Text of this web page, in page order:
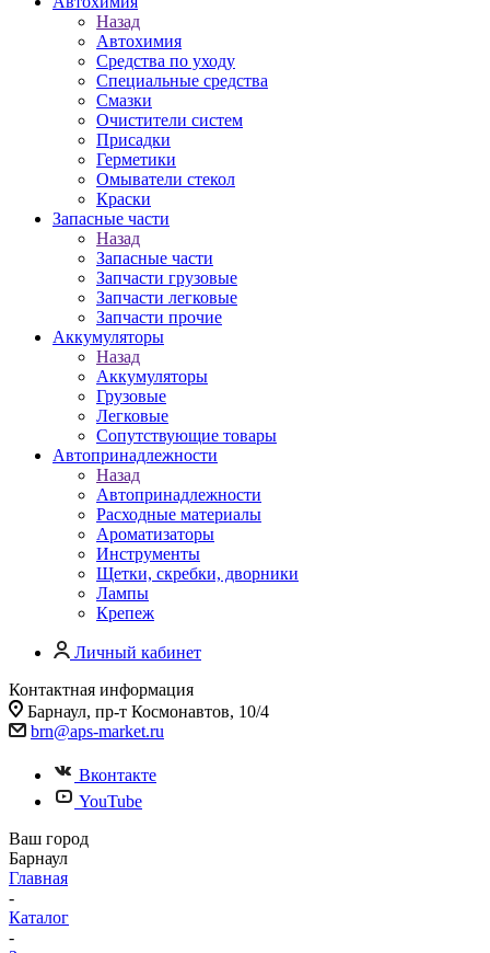
Назад
Автохимия
Средства по уходу
Специальные средства
Смазки
Очистители систем
Присадки
Герметики
Омыватели стекол
Краски
Запасные части
Назад
Запасные части
Запчасти грузовые
Запчасти легковые
Запчасти прочие
Аккумуляторы
Назад
Аккумуляторы
Грузовые
Легковые
Сопутствующие товары
Автопринадлежности
Назад
Автопринадлежности
Расходные материалы
Ароматизаторы
Инструменты
Щетки, скребки, дворники
Лампы
Крепеж
Личный кабинет
Контактная информация
Барнаул, пр-т Космонавтов, 10/4
brn@aps-market.ru
Вконтакте
YouTube
Ваш город
Барнаул
Главная
-
Каталог
-